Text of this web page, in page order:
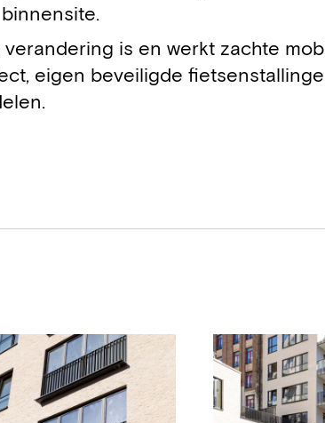
is en werkt zachte
eigen beveiligde